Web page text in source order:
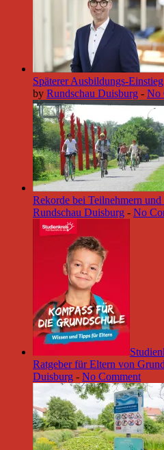
Späterer Ausbildungs-
by Rundschau Duisburg - No
Rekorde bei Teilnehmern
Rundschau Duisburg - No
Ratgeber für Eltern von
Duisburg - No Comment